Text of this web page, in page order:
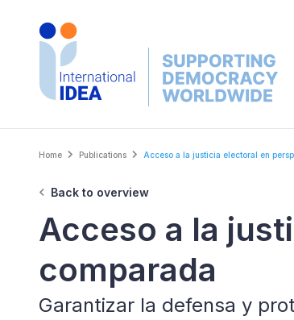
Breadcrumb
Home Publications Acceso a la justicia electoral en
Back to overview
Acceso a la
comparada
Garantizar la defensa y